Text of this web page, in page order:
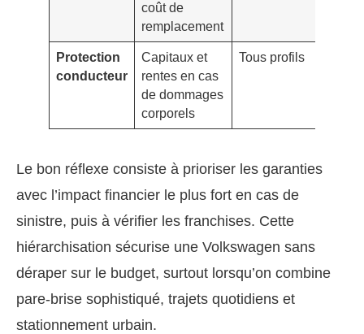
coût de
remplacement
Protection
conducteur
Capitaux et
rentes en cas
de dommages
corporels
Tous profils
Le bon réflexe consiste à prioriser les garanties
avec l’impact financier le plus fort en cas de
sinistre, puis à vérifier les franchises. Cette
hiérarchisation sécurise une Volkswagen sans
déraper sur le budget, surtout lorsqu’on combine
pare-brise sophistiqué, trajets quotidiens et
stationnement urbain.